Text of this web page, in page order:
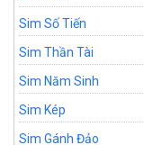
Sim Số Tiến
Sim Thần Tài
Sim Năm Sinh
Sim Kép
Sim Gánh Đảo